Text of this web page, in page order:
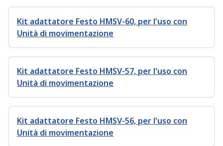
Kit adattatore Festo HMSV-60, per l'uso con
Unità di movimentazione
Kit adattatore Festo HMSV-57, per l'uso con
Unità di movimentazione
Kit adattatore Festo HMSV-56, per l'uso con
Unità di movimentazione